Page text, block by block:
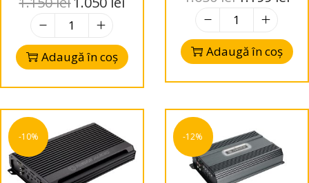
Adaugă în coș Adaugă în coș
-10% -12%